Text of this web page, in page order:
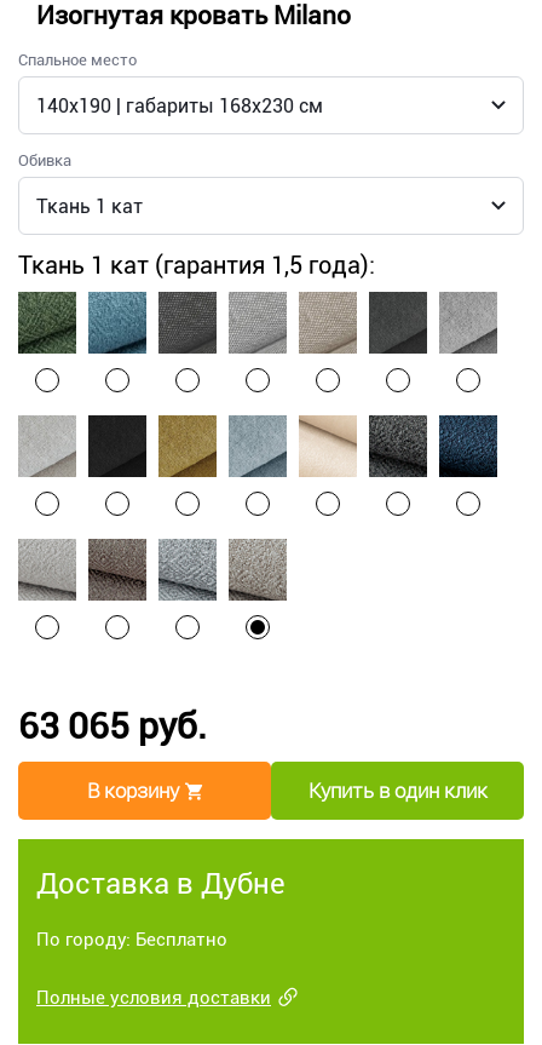
Изогнутая кровать Milano
Спальное место
Обивка
Ткань 1 кат (гарантия 1,5 года):
63 065 руб.
В корзину Купить в один клик
Доставка в Дубне
По городу: Бесплатно
Полные условия доставки